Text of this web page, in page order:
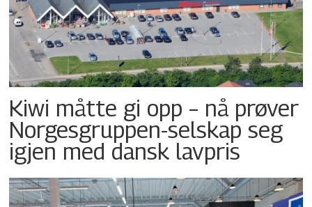
Kiwi måtte gi opp – nå prøver
Norgesgruppen-selskap seg
igjen med dansk lavpris